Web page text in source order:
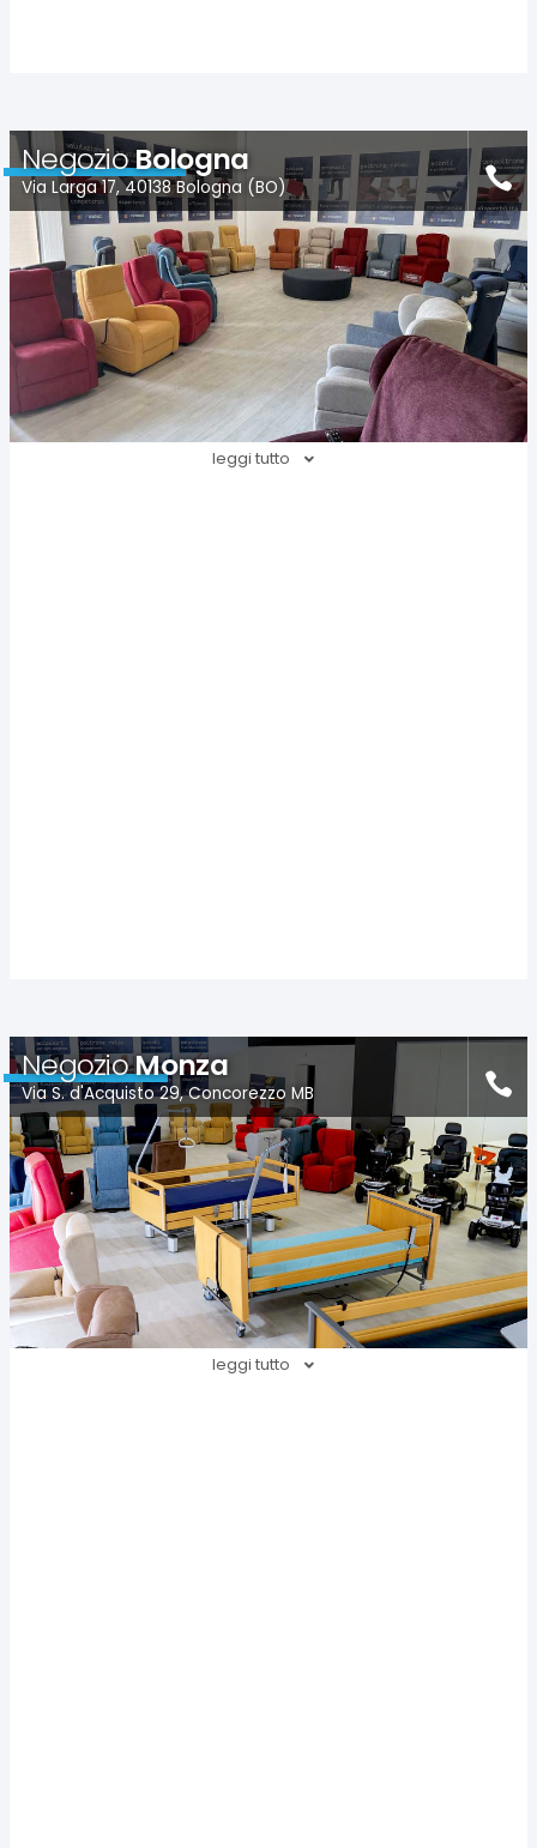
NegozioBologna
Via Larga 17, 40138 Bologna (BO)
leggi tutto
NegozioMonza
Via S. d'Acquisto 29, Concorezzo MB
leggi tutto